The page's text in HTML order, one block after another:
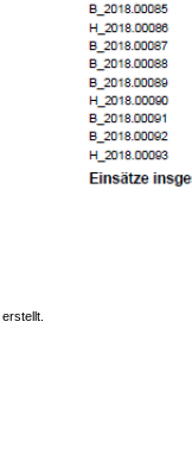
erstellt.